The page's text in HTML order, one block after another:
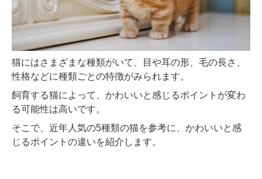
猫にはさまざまな種類がいて、目や耳の形、毛の長さ、
性格などに種類ごとの特徴がみられます。
飼育する猫によって、かわいいと感じるポイントが変わ
る可能性は高いです。
そこで、近年人気の5種類の猫を参考に、かわいいと感
じるポイントの違いを紹介します。